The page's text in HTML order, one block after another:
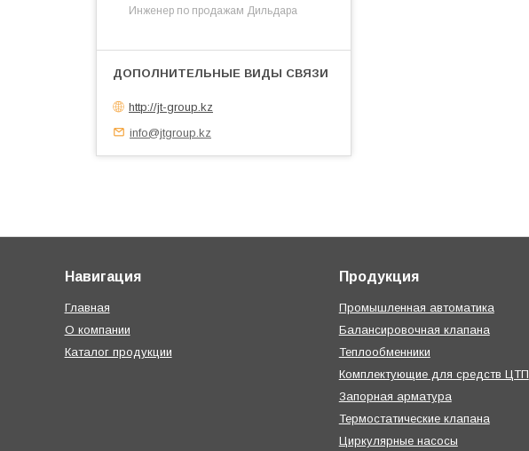
Инженер по продажам Дильдара
http://jt-group.kz
info@jtgroup.kz
Навигация
Главная
О компании
Каталог продукции
Продукция
Промышленная автоматика
Балансировочная клапана
Теплообменники
Комплектующие для средств ЦТП
Запорная арматура
Термостатические клапана
Циркулярные насосы